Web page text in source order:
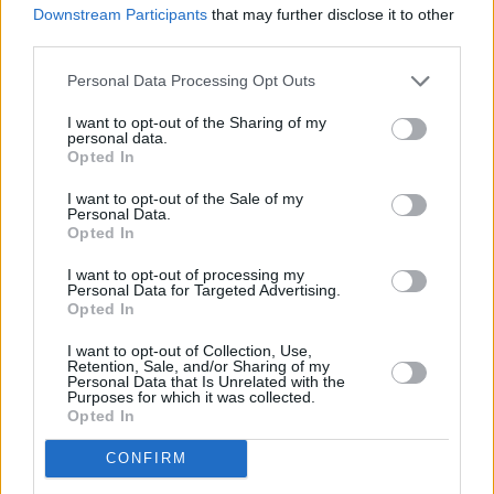
Downstream Participants that may further disclose it to other
Personal Data Processing Opt Outs
I want to opt-out of the Sharing of my
personal data.
Opted In
I want to opt-out of the Sale of my
Personal Data.
Opted In
I want to opt-out of processing my
Personal Data for Targeted Advertising.
Opted In
I want to opt-out of Collection, Use,
Retention, Sale, and/or Sharing of my
Personal Data that Is Unrelated with the
Purposes for which it was collected.
Opted In
CONFIRM